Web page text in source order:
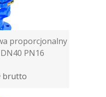
proporcjonalny
PN16
brutto